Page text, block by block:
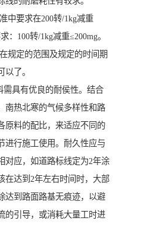
中要求在200转/1kg减重
：100转/1kg减重≤200mg。
规定的范围及规定的时间期
以了。
需具有优良的耐侯性。结合
南热北寒的气候多样性和路
原料的配比，来适应不同的
进行施工使用。耐久性应与
对应，如道路标线定为2年涂
在达到2年左右时间时，大部
达到路面路基无痕迹，以避
的引导，或消耗大量工时进